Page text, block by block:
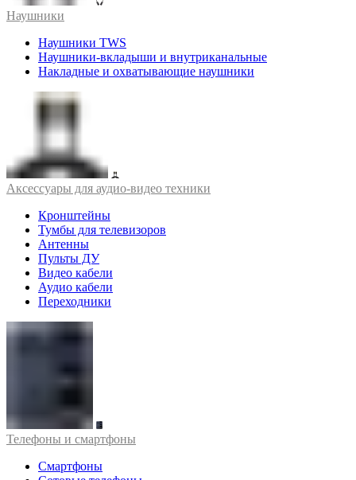
Наушники
Наушники TWS
Наушники-вкладыши и внутриканальные
Накладные и охватывающие наушники
Аксессуары для аудио-видео техники
Кронштейны
Тумбы для телевизоров
Антенны
Пульты ДУ
Видео кабели
Аудио кабели
Переходники
Телефоны и смартфоны
Смартфоны